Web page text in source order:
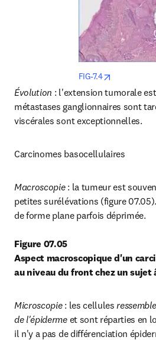
FIG-7.4
Évolution : l'extension tumorale
métastases ganglionnaires sont
viscérales sont exceptionnelles.
Carcinomes basocellulaires
Macroscopie : la tumeur est
petites surélévations (figure
de forme plane parfois déprimée.
Figure 07.05
Aspect macroscopique d'un
au niveau du front chez un sujet
Microscopie : les cellules
de l'épiderme et sont réparties en
il n'y a pas de différenciation